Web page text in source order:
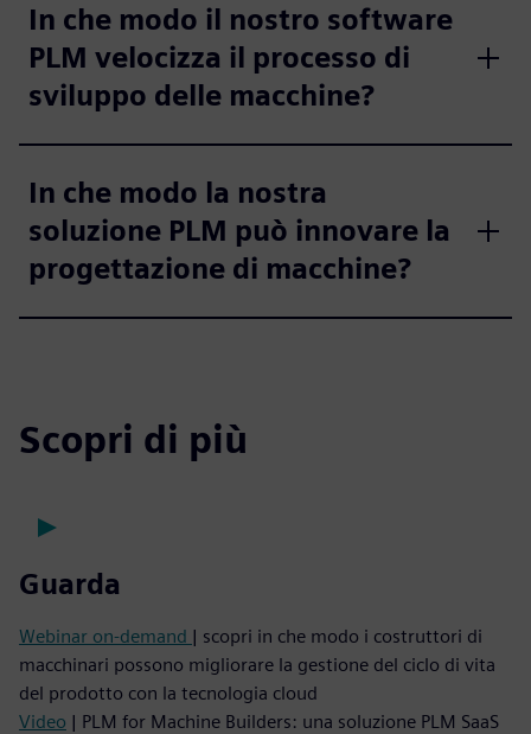
In che modo il nostro software
PLM velocizza il processo di
sviluppo delle macchine?
In che modo la nostra
soluzione PLM può innovare la
progettazione di macchine?
Scopri di più
Guarda
Webinar on-demand | scopri in che modo i costruttori di
macchinari possono migliorare la gestione del ciclo di vita
del prodotto con la tecnologia cloud
Video | PLM for Machine Builders: una soluzione PLM SaaS